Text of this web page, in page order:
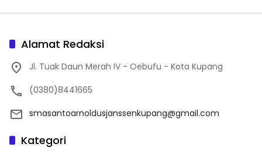
Alamat Redaksi
Jl. Tuak Daun Merah IV - Oebufu - Kota Kupang
(0380)8441665
smasantoarnoldusjanssenkupang@gmail.com
Kategori